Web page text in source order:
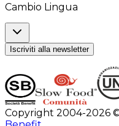
Cambio Lingua
Iscriviti alla newsletter
Copyright 2004-2026